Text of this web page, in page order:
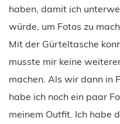
haben, damit ich
würde, um Fotos zu
Mit der Gürteltasche
musste mir keine
machen. Als wir dann in
habe ich noch ein paar
meinem Outfit. Ich habe